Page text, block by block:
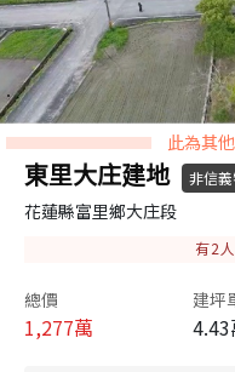
此為其
東里大庄建地 非信
花蓮縣富里鄉大庄段
有2
總價
1,277萬
建坪